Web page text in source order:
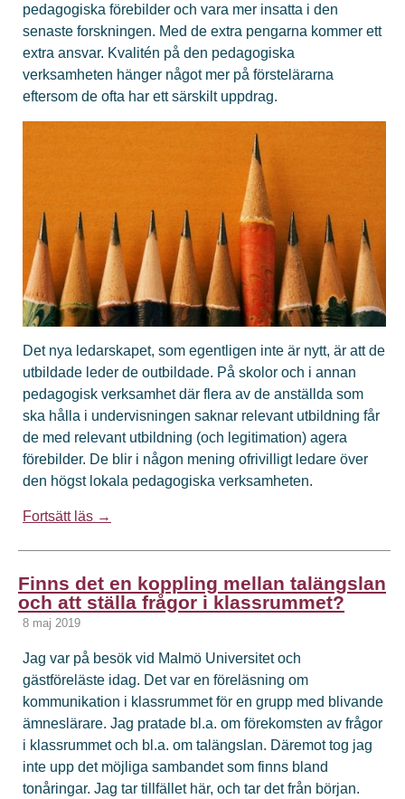
pedagogiska förebilder och vara mer insatta i den
senaste forskningen. Med de extra pengarna kommer ett
extra ansvar. Kvalitén på den pedagogiska
verksamheten hänger något mer på förstelärarna
eftersom de ofta har ett särskilt uppdrag.
Det nya ledarskapet, som egentligen inte är nytt, är att de
utbildade leder de outbildade. På skolor och i annan
pedagogisk verksamhet där flera av de anställda som
ska hålla i undervisningen saknar relevant utbildning får
de med relevant utbildning (och legitimation) agera
förebilder. De blir i någon mening ofrivilligt ledare över
den högst lokala pedagogiska verksamheten.
Fortsätt läs →
Finns det en koppling mellan talängslan
och att ställa frågor i klassrummet?
8 maj 2019
Jag var på besök vid Malmö Universitet och
gästföreläste idag. Det var en föreläsning om
kommunikation i klassrummet för en grupp med blivande
ämneslärare. Jag pratade bl.a. om förekomsten av frågor
i klassrummet och bl.a. om talängslan. Däremot tog jag
inte upp det möjliga sambandet som finns bland
tonåringar. Jag tar tillfället här, och tar det från början.